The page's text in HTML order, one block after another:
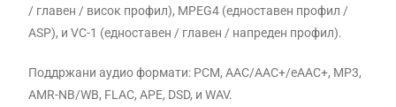
/ главен / висок профил), MPEG4 (едноставен профил /
ASP), и VC-1 (едноставен / главен / напреден профил).
Поддржани аудио формати: PCM, AAC/AAC+/eAAC+, MP3,
AMR-NB/WB, FLAC, APE, DSD, и WAV.